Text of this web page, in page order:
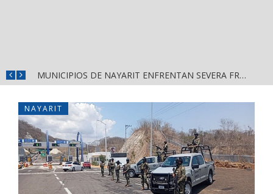
MUNICIPIOS DE NAYARIT ENFRENTAN SEVERA FRAGILIDAD FINANCIERA POR DEUDAS Y NÓMINAS
NAYARIT